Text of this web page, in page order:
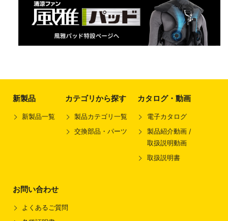
新製品
新製品一覧
カテゴリから探す
製品カテゴリ一覧
交換部品・パーツ
カタログ・動画
電子カタログ
製品紹介動画 /
取扱説明動画
取扱説明書
お問い合わせ
よくあるご質問